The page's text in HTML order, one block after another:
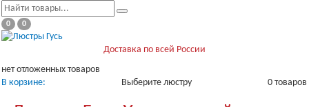
0 0
Доставка по всей России
нет отложенных товаров
В корзине:
0 товаров
Выберите люстру